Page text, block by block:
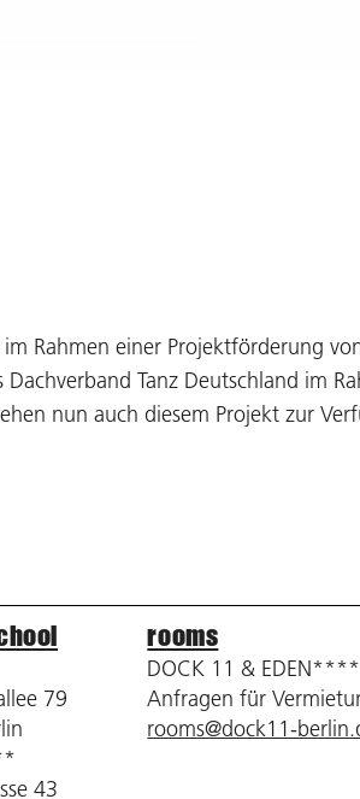
Rahmen einer Projektförderung
Tanz Deutschland im
nun auch diesem Projekt zur
79
43
rooms
DOCK 11 &
Anfragen für
rooms@dock11-